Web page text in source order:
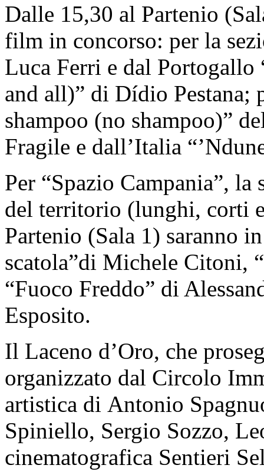
Dalle 15,30 al Partenio
film in concorso: per la
Luca Ferri e dal Portogallo
and all)” di Dídio Pestana;
shampoo (no shampoo)”
Fragile e dall’Italia
Per “Spazio Campania”,
del territorio (lunghi, corti
Partenio (Sala 1) saranno
scatola”di Michele Citoni,
“Fuoco Freddo” di
Esposito.
Il Laceno d’Oro, che
organizzato dal Circolo
artistica di Antonio
Spiniello, Sergio Sozzo,
cinematografica Sentieri